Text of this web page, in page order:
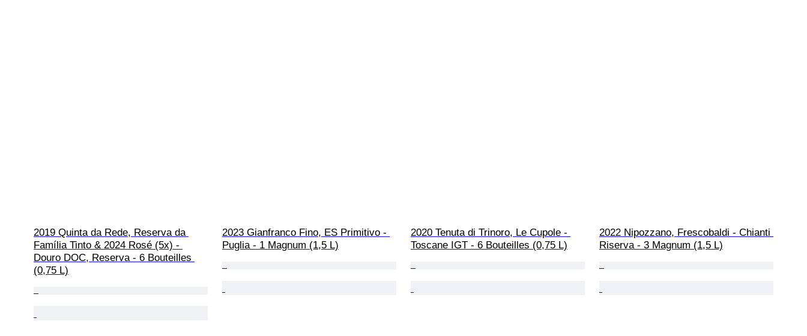
2019 Quinta da Rede, Reserva da
Família Tinto & 2024 Rosé (5x) -
Douro DOC, Reserva - 6 Bouteilles
(0,75 L)
2023 Gianfranco Fino, ES Primitivo -
Puglia - 1 Magnum (1,5 L)
2020 Tenuta di Trinoro, Le Cupole -
Toscane IGT - 6 Bouteilles (0,75 L)
2022 Nipozzano, Frescobaldi - Chianti
Riserva - 3 Magnum (1,5 L)